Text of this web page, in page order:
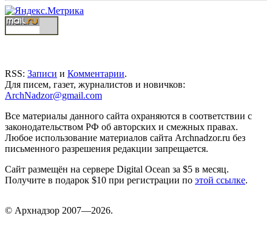
RSS: Записи и Комментарии.
Для писем, газет, журналистов и новичков:
ArchNadzor@gmail.com
Все материалы данного сайта охраняются в соответствии с
законодательством РФ об авторских и смежных правах.
Любое использование материалов сайта Archnadzor.ru без
письменного разрешения редакции запрещается.
Сайт размещён на сервере Digital Ocean за $5 в месяц.
Получите в подарок $10 при регистрации по этой ссылке.
© Архнадзор 2007—2026.